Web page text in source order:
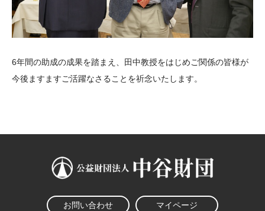
6年間の助成の成果を踏まえ、田中教授をはじめご関係の皆様が
今後ますますご活躍なさることを祈念いたします。
お問い合わせ マイページ